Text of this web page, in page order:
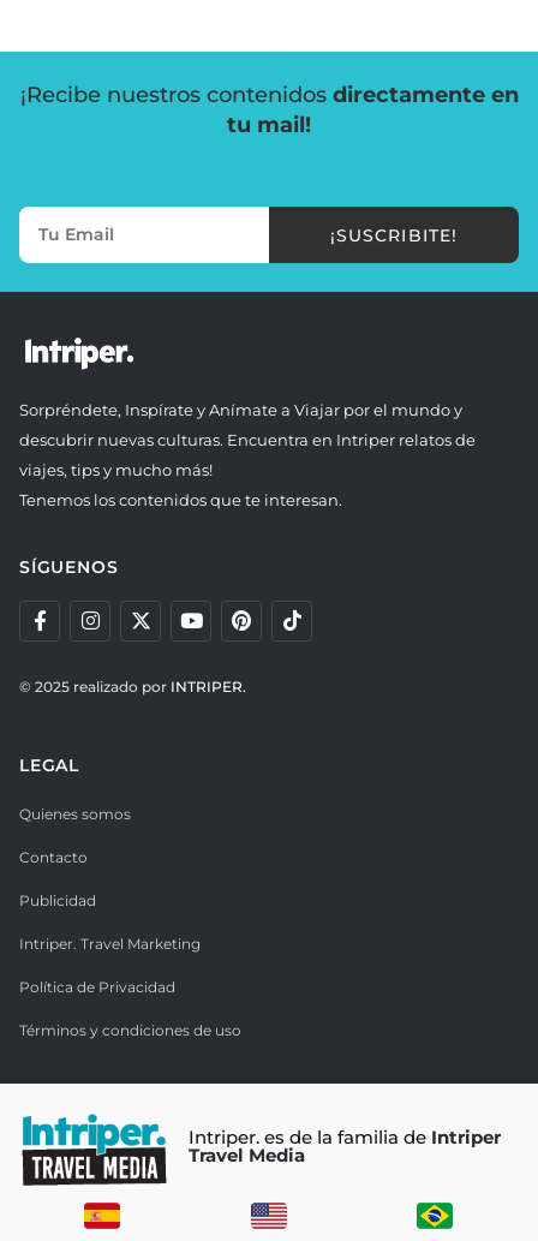
¡Recibe nuestros contenidos directamente en
tu mail!
¡SUSCRIBITE!
Sorpréndete, Inspírate y Anímate a Viajar por el mundo y
descubrir nuevas culturas. Encuentra en Intriper relatos de
viajes, tips y mucho más!
Tenemos los contenidos que te interesan.
SÍGUENOS
© 2025 realizado por INTRIPER.
LEGAL
Quienes somos
Contacto
Publicidad
Intriper. Travel Marketing
Política de Privacidad
Términos y condiciones de uso
Intriper. es de la familia de Intriper
Travel Media